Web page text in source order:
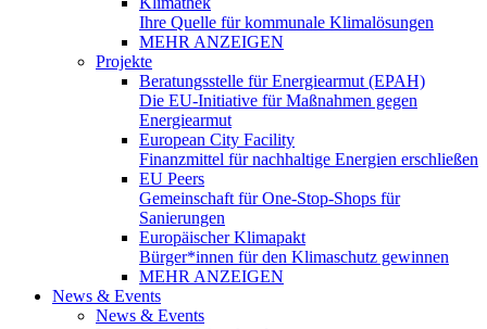
Ihre Quelle für kommunale Klimalösungen
MEHR ANZEIGEN
Projekte
Beratungsstelle für Energiearmut (EPAH)
Die EU-Initiative für Maßnahmen gegen
Energiearmut
European City Facility
Finanzmittel für nachhaltige Energien erschließen
EU Peers
Gemeinschaft für One-Stop-Shops für
Sanierungen
Europäischer Klimapakt
Bürger*innen für den Klimaschutz gewinnen
MEHR ANZEIGEN
News & Events
News & Events